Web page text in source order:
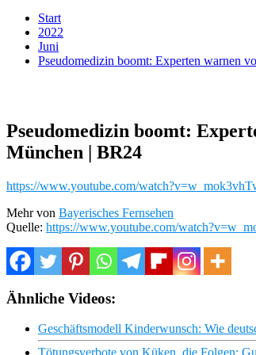
Start
2022
Juni
Pseudomedizin boomt: Experten warnen
Pseudomedizin boomt:
München | BR24
https://www.youtube.com/
Mehr von Bayerisches Fernsehen
Quelle: https://www.youtube.com/
Ähnliche Videos:
Geschäftsmodell Kinderwunsch: Wie